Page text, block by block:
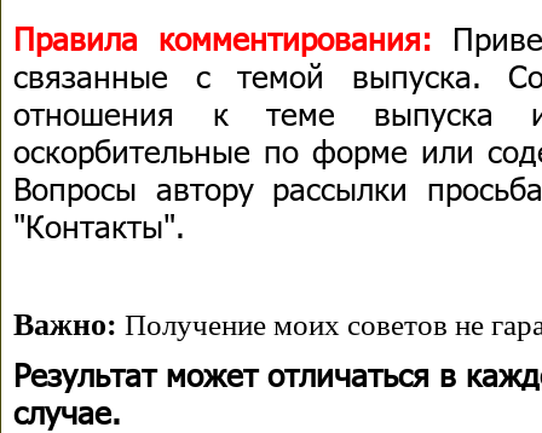
Правила комментирования:
связанные с темой выпуска.
отношения к теме выпуска
оскорбительные по форме или
Вопросы автору рассылки
"Контакты".
Важно: Получение моих советов не
Результат может отличаться в
случае.